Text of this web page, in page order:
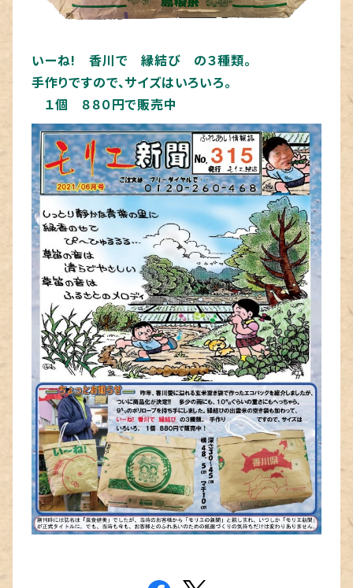
いーね! 香川で 縁結び の３種類。
手作りですので、サイズはいろいろ。
１個 ８８０円で販売中